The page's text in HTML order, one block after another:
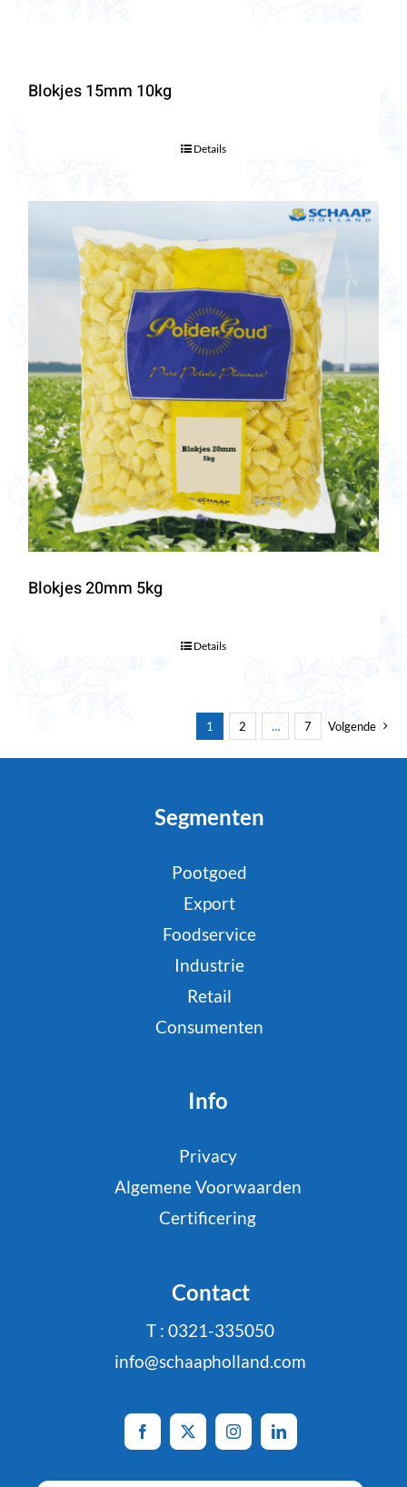
Blokjes 15mm 10kg
Details
Blokjes 20mm 5kg
Details
1 2 … 7 Volgende
Segmenten
Pootgoed
Export
Foodservice
Industrie
Retail
Consumenten
Info
Privacy
Algemene Voorwaarden
Certificering
Contact
T : 0321-335050
info@schaapholland.com